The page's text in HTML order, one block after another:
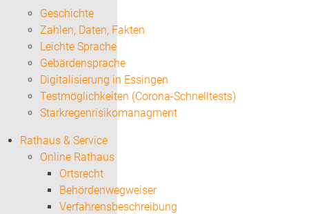
Geschichte
Zahlen, Daten, Fakten
Leichte Sprache
Gebärdensprache
Digitalisierung in Essingen
Testmöglichkeiten (Corona-Schnelltests)
Starkregenrisikomanagment
Rathaus & Service
Online Rathaus
Ortsrecht
Behördenwegweiser
Verfahrensbeschreibung